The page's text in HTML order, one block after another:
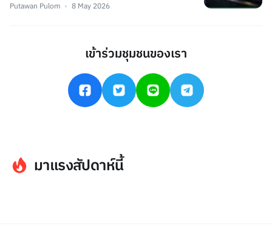
Putawan Pulom 8 May 2026
เข้าร่วมชุมชนของเรา
มาแรงสัปดาห์นี้